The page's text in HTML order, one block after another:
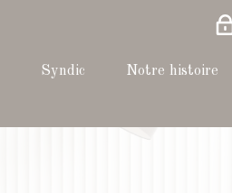
syndic notre histoire